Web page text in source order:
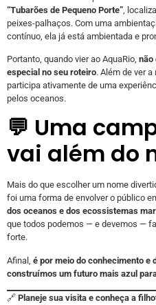
“Tubarões de Pequeno Porte” ,
peixes-palhaços. Com uma
contínuo, ela já está ambientada e
Portanto, quando vier ao AquaRio, não
especial no seu roteiro. Além de ver
participa ativamente de uma
pelos oceanos.
💬 Uma
vai além do
Mais do que escolher um nome
foi uma forma de envolver o público
dos oceanos e dos ecossistemas
que todos podemos — e devemos —
forte.
Afinal, é por meio do conhecimento e
construímos um futuro mais azul
🔗 Planeje sua visita e conheça a